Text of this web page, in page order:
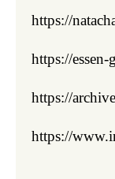
https://
https://
https://
https://